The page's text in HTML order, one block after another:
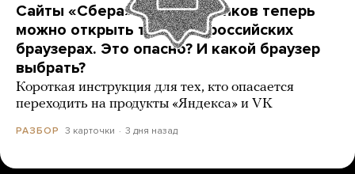
Сайты «Сбера» и других банков теперь
можно открыть только в российских
браузерах. Это опасно? И какой браузер
выбрать?
Короткая инструкция для тех, кто опасается
переходить на продукты «Яндекса» и VK
РАЗБОР 3 карточки 3 дня назад